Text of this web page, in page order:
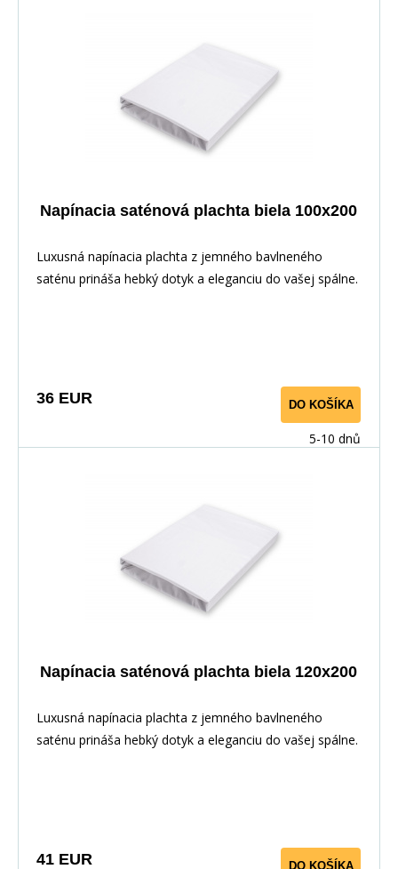
Napínacia saténová plachta biela 100x200
Luxusná napínacia plachta z jemného bavlneného
saténu prináša hebký dotyk a eleganciu do vašej spálne.
36 EUR DO KOŠÍKA
5-10 dnů
Napínacia saténová plachta biela 120x200
Luxusná napínacia plachta z jemného bavlneného
saténu prináša hebký dotyk a eleganciu do vašej spálne.
41 EUR DO KOŠÍKA